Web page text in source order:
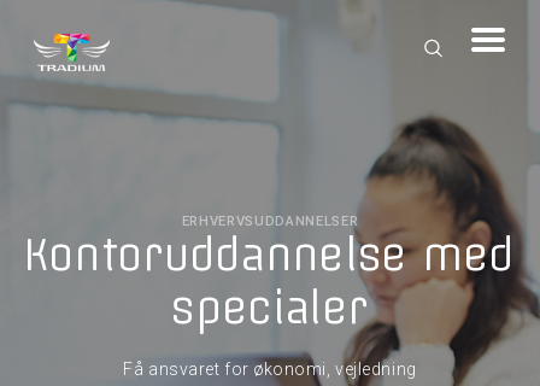
ERHVERVSUDDANNELSER
Kontoruddannelse med
specialer
Få ansvaret for økonomi, vejledning